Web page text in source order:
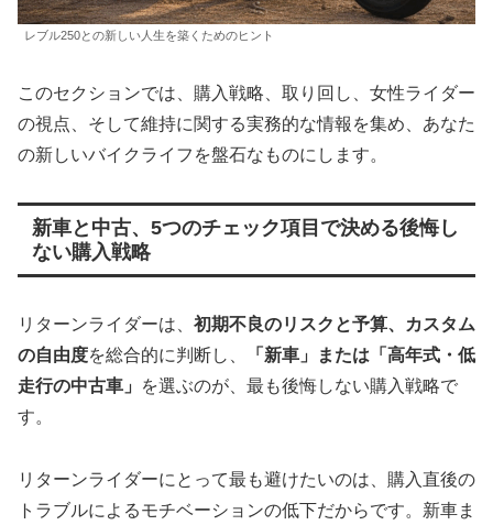
レブル250との新しい人生を築くためのヒント
このセクションでは、購入戦略、取り回し、女性ライダー
の視点、そして維持に関する実務的な情報を集め、あなた
の新しいバイクライフを盤石なものにします。
新車と中古、5つのチェック項目で決める後悔し
ない購入戦略
リターンライダーは、 初期不良のリスクと予算、カスタム
の自由度を総合的に判断し、
「新車」または「高年式・低
走行の中古車」
を選ぶのが、最も後悔しない購入戦略で
す。
リターンライダーにとって最も避けたいのは、購入直後の
トラブルによるモチベーションの低下だからです。新車ま